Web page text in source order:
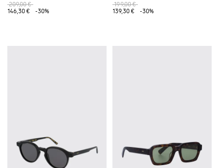
209,00 €
146,30 €
-30%
199,00 €
139,30 €
-30%